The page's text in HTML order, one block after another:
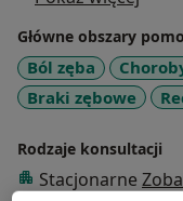
Główne obszary
Ból zęba
Braki zębowe
Rodzaje konsultacji
Stacjonarne